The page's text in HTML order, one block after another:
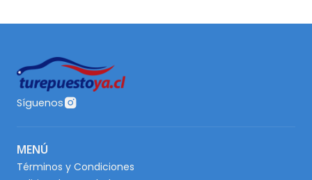
Síguenos
MENÚ
Términos y Condiciones